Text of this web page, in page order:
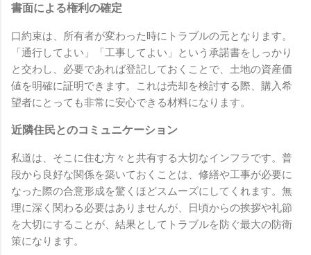
書面による権利の確定
口約束は、所有者が変わった時にトラブルの元となります。
「通行してよい」「工事してよい」という承諾書をしっかり
と交わし、必要であれば登記しておくことで、土地の資産価
値を明確に証明できます。これは売却を検討する際、購入希
望者にとっても非常に安心できる材料になります。
近隣住民とのコミュニケーション
私道は、そこに住む方々と共有する大切なインフラです。普
段から良好な関係を築いておくことは、修繕や工事が必要に
なった際の合意形成を驚くほどスムーズにしてくれます。無
理に深く関わる必要はありませんが、日頃からの挨拶や礼節
を大切にすることが、結果としてトラブルを防ぐ最大の防衛
策になります。